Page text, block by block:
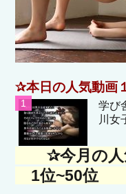
✰本日の人気動画
学び
川女
✰今月の
1位~50位